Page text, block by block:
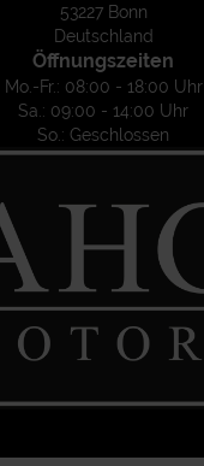
53227 Bonn
Deutschland
Öffnungszeiten
Mo.-Fr.: 08:00 - 18:00 Uhr
Sa.: 09:00 - 14:00 Uhr
So.: Geschlossen